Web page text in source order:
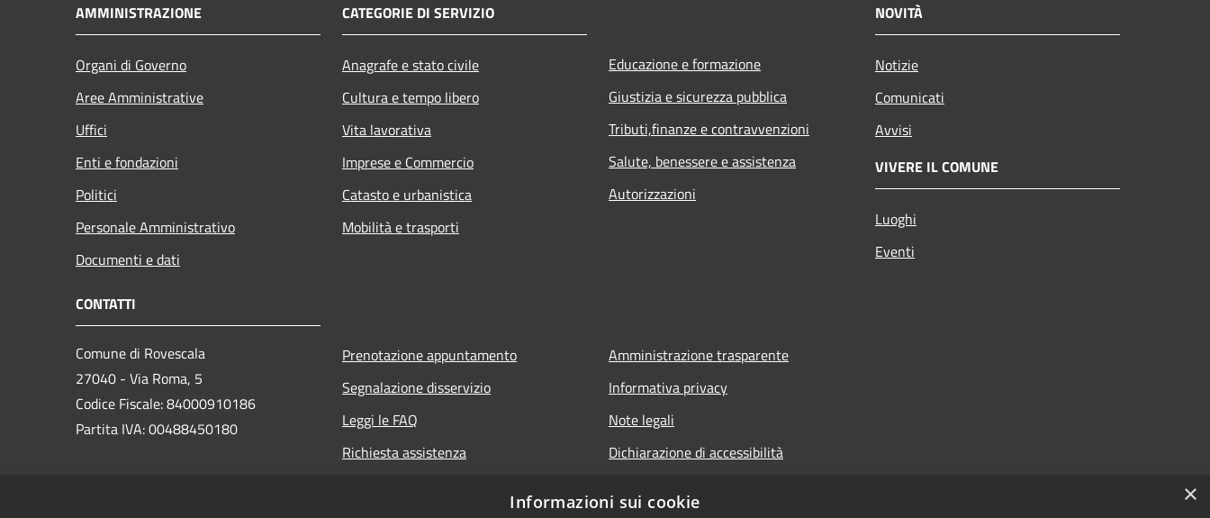
AMMINISTRAZIONE
Organi di Governo
Aree Amministrative
Uffici
Enti e fondazioni
Politici
Personale Amministrativo
Documenti e dati
CATEGORIE DI SERVIZIO
Anagrafe e stato civile
Cultura e tempo libero
Vita lavorativa
Imprese e Commercio
Catasto e urbanistica
Mobilità e trasporti
Educazione e formazione
Giustizia e sicurezza pubblica
Tributi,finanze e contravvenzioni
Salute, benessere e assistenza
Autorizzazioni
NOVITÀ
Notizie
Comunicati
Avvisi
VIVERE IL COMUNE
Luoghi
Eventi
CONTATTI
Comune di Rovescala
27040 - Via Roma, 5
Codice Fiscale: 84000910186
Partita IVA: 00488450180
Prenotazione appuntamento
Segnalazione disservizio
Leggi le FAQ
Richiesta assistenza
Amministrazione trasparente
Informativa privacy
Note legali
Dichiarazione di accessibilità
×
Informazioni sui cookie